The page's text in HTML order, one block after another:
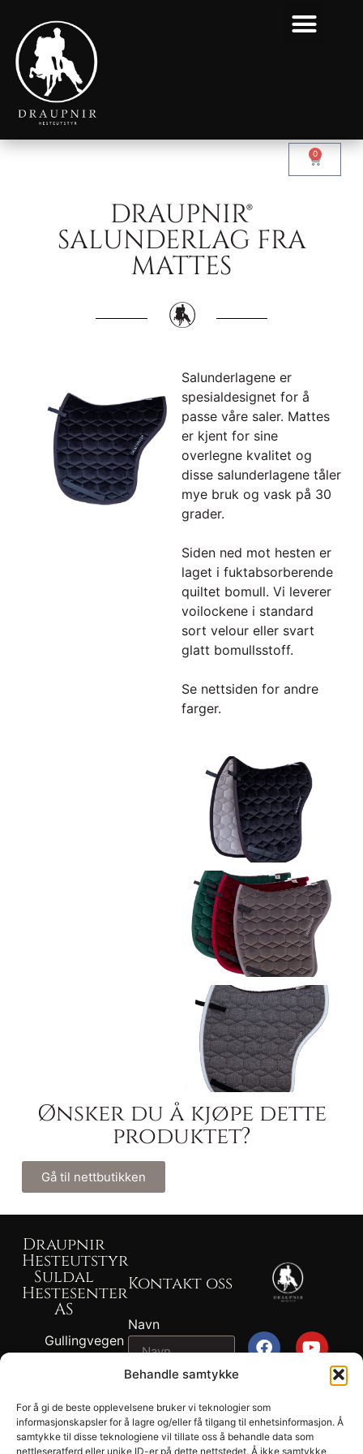
Behandle samtykke
For å gi de beste opplevelsene bruker vi teknologier som
informasjonskapsler for å lagre og/eller få tilgang til enhetsinformasjon. Å
samtykke til disse teknologiene vil tillate oss å behandle data som
nettleseratferd eller unike ID-er på dette nettstedet. Å ikke samtykke
0
DRAUPNIR®
SALUNDERLAG FRA
MATTES
Salunderlagene er
spesialdesignet for å
passe våre saler. Mattes
er kjent for sine
overlegne kvalitet og
disse salunderlagene tåler
mye bruk og vask på 30
grader.
Siden ned mot hesten er
laget i fuktabsorberende
quiltet bomull. Vi leverer
voilockene i standard
sort velour eller svart
glatt bomullsstoff.
Se nettsiden for andre
farger.
Ønsker du å kjøpe dette
produktet?
Gå til nettbutikken
Draupnir
Hesteutstyr
Suldal
Hestesenter
AS
Gullingvegen
917 82 767 -
John
Ragnvald
2026
Kontakt oss
Navn
Epost
Melding